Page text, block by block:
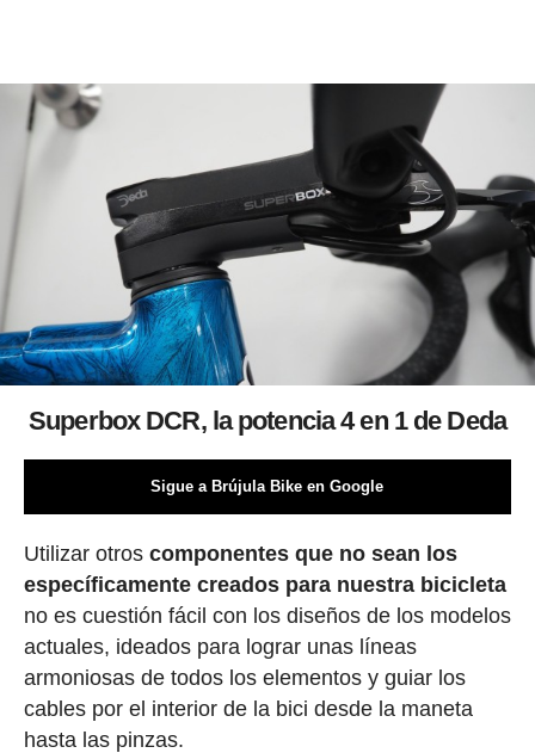
Superbox DCR, la potencia 4 en 1 de Deda
Sigue a Brújula Bike en Google
Utilizar otros componentes que no sean los
específicamente creados para nuestra bicicleta
no es cuestión fácil con los diseños de los modelos
actuales, ideados para lograr unas líneas
armoniosas de todos los elementos y guiar los
cables por el interior de la bici desde la maneta
hasta las pinzas.